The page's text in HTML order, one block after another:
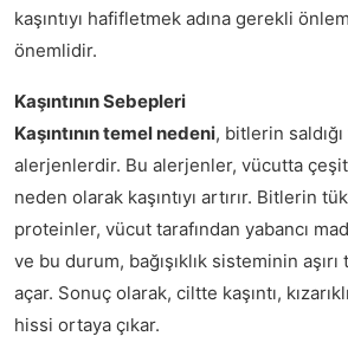
kaşıntıyı hafifletmek adına gerekli
önemlidir.
Kaşıntının Sebepleri
Kaşıntının temel nedeni, bitlerin
alerjenlerdir. Bu alerjenler, vücutta
neden olarak kaşıntıyı artırır. Bitlerin
proteinler, vücut tarafından yabancı
ve bu durum, bağışıklık sisteminin
açar. Sonuç olarak, ciltte kaşıntı,
hissi ortaya çıkar.